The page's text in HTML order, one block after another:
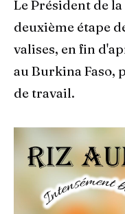
Le Président de
deuxième étape
valises, en fin
au Burkina Faso,
de travail.